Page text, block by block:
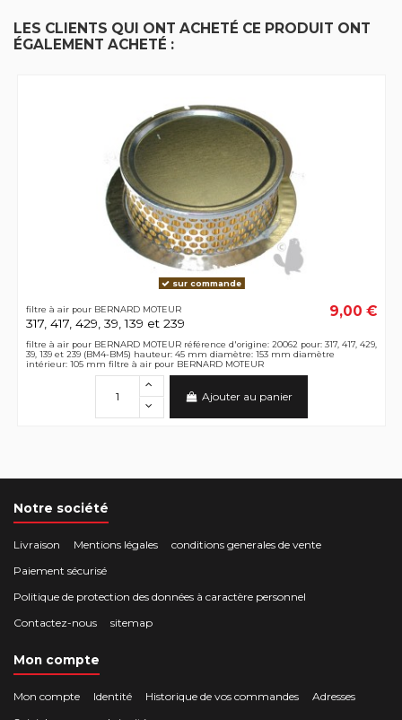
LES CLIENTS QUI ONT ACHETÉ CE PRODUIT ONT
ÉGALEMENT ACHETÉ :
sur commande
filtre à air pour BERNARD MOTEUR
317, 417, 429, 39, 139 et 239
9,00 €
filtre à air pour BERNARD MOTEUR référence d'origine: 20062 pour: 317, 417, 429,
39, 139 et 239 (BM4-BM5) hauteur: 45 mm diamètre: 153 mm diamètre
intérieur: 105 mm filtre à air pour BERNARD MOTEUR
Ajouter au panier
Notre société
Livraison Mentions légales
conditions generales de vente
Paiement sécurisé
Politique de protection des données à caractère personnel
Contactez-nous
sitemap
Mon compte
Mon compte Identité Historique de vos commandes
Adresses